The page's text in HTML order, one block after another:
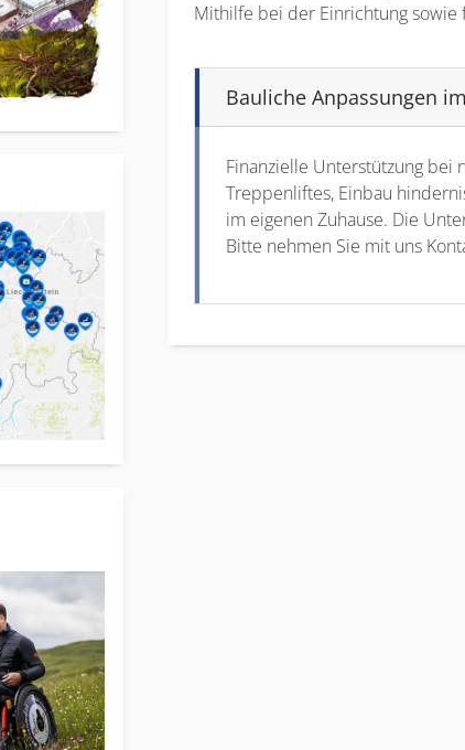
Mithilfe bei der Einrichtung sowie
Bauliche Anpassungen
Finanzielle Unterstützung bei
Treppenliftes, Einbau
im eigenen Zuhause. Die
Bitte nehmen Sie mit uns